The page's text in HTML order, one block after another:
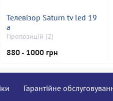
Телевізор Saturn tv led 19
a
Пропозицій (2)
880 - 1000 грн
Гарантійне